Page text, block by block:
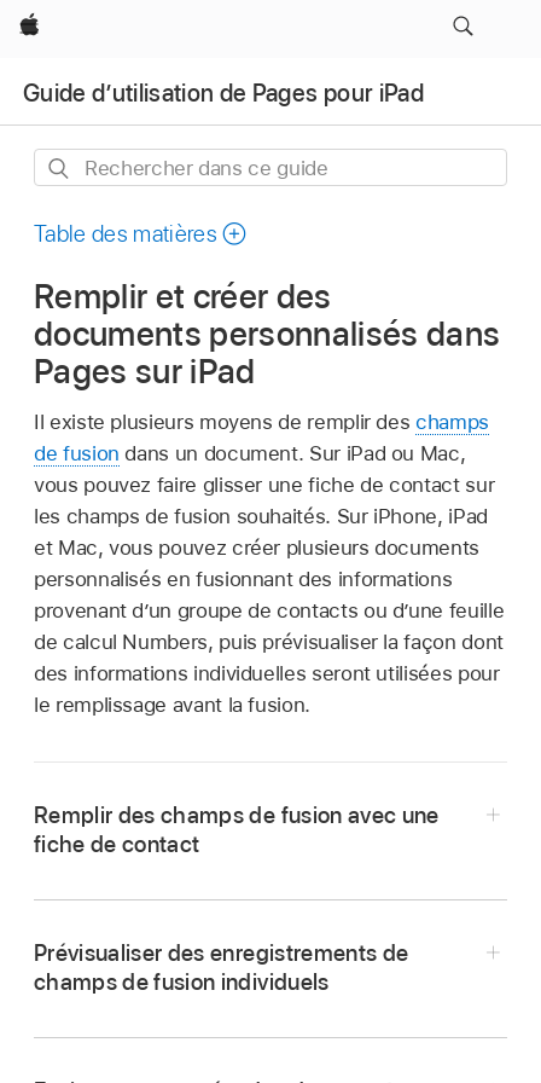
Apple
Guide d’utilisation de Pages pour iPad
Rechercher
ce
Table des matières
Remplir et créer des
documents personnalisés dans
Pages sur iPad
Il existe plusieurs moyens de remplir deschamps
de fusion dans un document. Sur iPad ou Mac,
vous pouvez faire glisser une fiche de contact sur
les champs de fusion souhaités. Sur iPhone, iPad
et Mac, vous pouvez créer plusieurs documents
personnalisés en fusionnant des informations
provenant d’un groupe de contacts ou d’une feuille
de calcul Numbers, puis prévisualiser la façon dont
des informations individuelles seront utilisées pour
le remplissage avant la fusion.
Remplir des champs de fusion avec une
fiche de contact
champs de fusion existants, puis ouvrez l’app
Contacts.
Prévisualiser des enregistrements de
champs de fusion individuels
Ouvrez un document avec des champs de